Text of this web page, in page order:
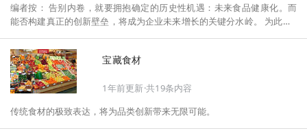
编者按： 告别内卷，就要拥抱确定的历史性机遇：未来食品健康化。而
能否构建真正的创新壁垒，将成为企业未来增长的关键分水岭。 为此，F
将以“创新产品”透视“未来机会”，以全球视野探寻中国机遇、增长解法，
拆解年度标杆的增长逻辑与谋篇布局，深挖“药食同源”“低GI”“老龄营
养”“清洁标签”等热门赛道的爆品基因，从趋势预判、品类创新、未来增长
机会、企业战略布局以及渠道变革等，为行业提供务实、前瞻的开年创新
宝藏食材
1年前更新·共19条内容
传统食材的极致表达，将为品类创新带来无限可能。